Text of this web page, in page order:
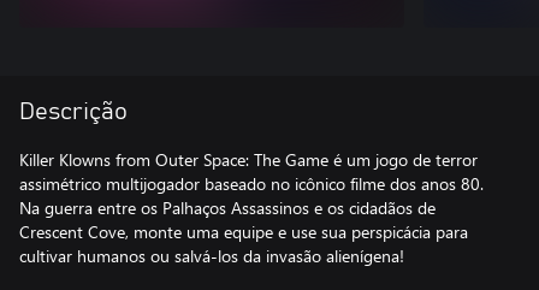
Descrição
Killer Klowns from Outer Space: The Game é um jogo de terror
assimétrico multijogador baseado no icônico filme dos anos 80.
Na guerra entre os Palhaços Assassinos e os cidadãos de
Crescent Cove, monte uma equipe e use sua perspicácia para
cultivar humanos ou salvá-los da invasão alienígena!